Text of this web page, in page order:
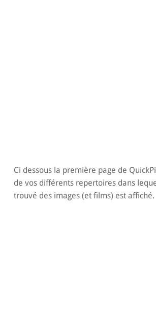
Ci dessous la première page de
de vos différents repertoires dans
trouvé des images (et films) est affiché.